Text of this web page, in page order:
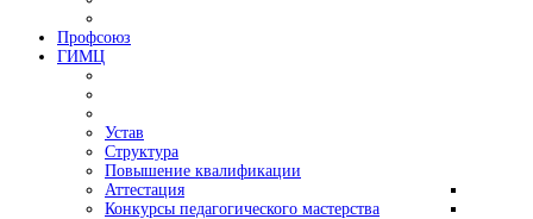
Профсоюз
ГИМЦ
Устав
Структура
Повышение квалификации
Аттестация
Конкурсы педагогического мастерства